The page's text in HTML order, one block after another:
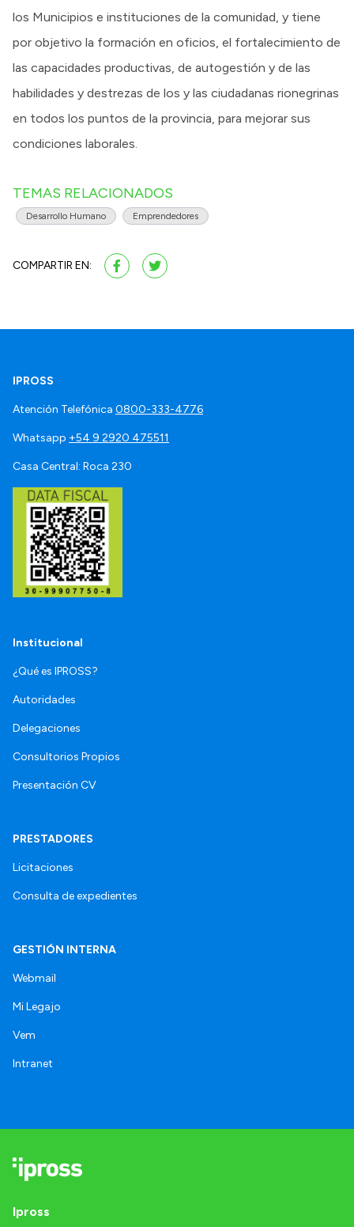
los Municipios e instituciones de la comunidad, y tiene
por objetivo la formación en oficios, el fortalecimiento de
las capacidades productivas, de autogestión y de las
habilidades y destrezas de los y las ciudadanas rionegrinas
en todos los puntos de la provincia, para mejorar sus
condiciones laborales.
TEMAS RELACIONADOS
Desarrollo Humano Emprendedores
COMPARTIR EN:
IPROSS
Atención Telefónica 0800-333-4776
Whatsapp +54 9 2920 475511
Casa Central: Roca 230
Institucional
¿Qué es IPROSS?
Autoridades
Delegaciones
Consultorios Propios
Presentación CV
PRESTADORES
Licitaciones
Consulta de expedientes
GESTIÓN INTERNA
Webmail
Mi Legajo
Vem
Intranet
Ipross